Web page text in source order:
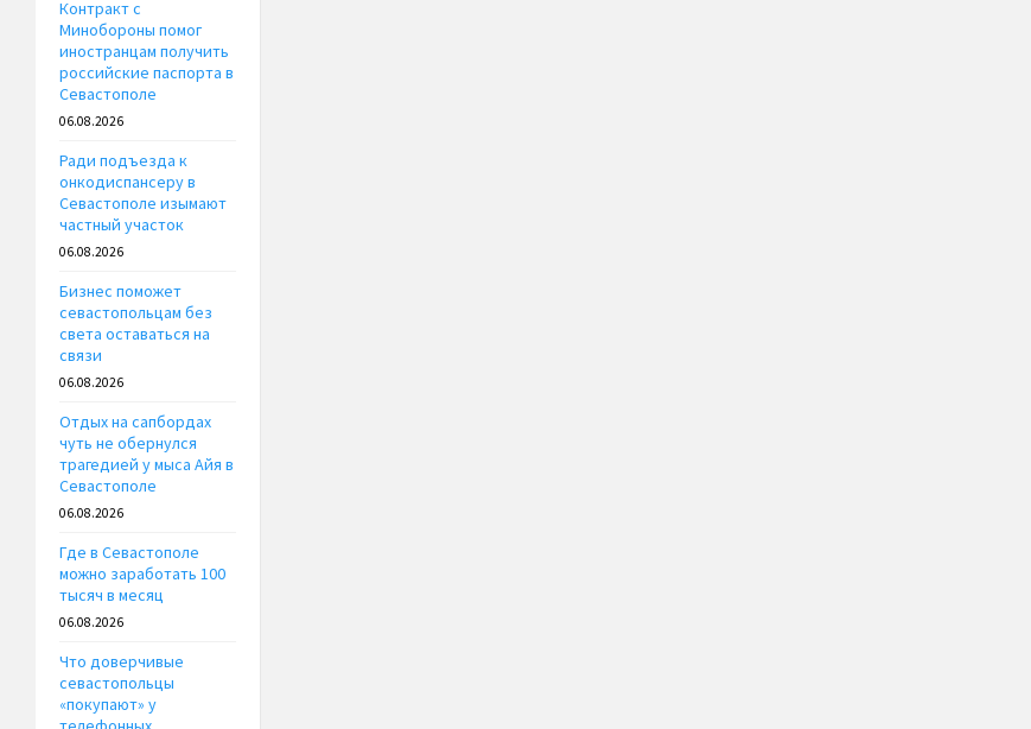
Контракт с
Минобороны помог
иностранцам получить
российские паспорта в
Севастополе
06.08.2026
Ради подъезда к
онкодиспансеру в
Севастополе изымают
частный участок
06.08.2026
Бизнес поможет
севастопольцам без
света оставаться на
связи
06.08.2026
Отдых на сапбордах
чуть не обернулся
трагедией у мыса Айя в
Севастополе
06.08.2026
Где в Севастополе
можно заработать 100
тысяч в месяц
06.08.2026
Что доверчивые
севастопольцы
«покупают» у